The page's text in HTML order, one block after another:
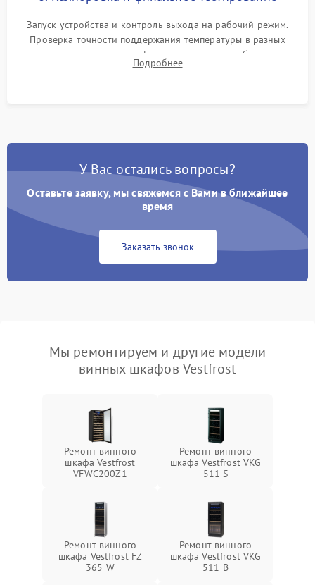
Запуск устройства и контроль выхода на рабочий режим.
Проверка точности поддержания температуры в разных
климатических зонах шкафа, оценка уровня стабильности
влажности и полного отсутствия вибраций корпуса.
Подробнее
У Вас остались вопросы?
Оставьте заявку, мы свяжемся с Вами в ближайшее
время
Заказать звонок
Мы ремонтируем и другие модели
винных шкафов Vestfrost
Ремонт винного
шкафа Vestfrost
VFWC200Z1
Ремонт винного
шкафа Vestfrost VKG
511 S
Ремонт винного
шкафа Vestfrost FZ
365 W
Ремонт винного
шкафа Vestfrost VKG
511 B